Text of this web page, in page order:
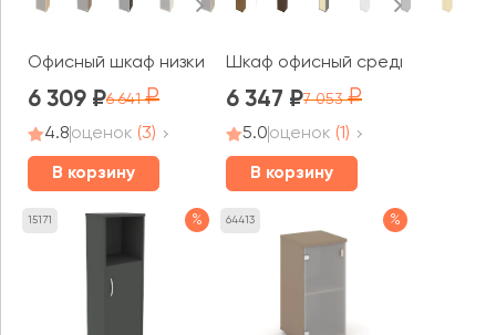
Офисный шкаф низкий узкий правый (1 низкий фасад
6 309 6 641
4.8оценок (3)
В корзину
Шкаф офисный средний узкий
6 347 7 053
5.0оценок (1)
В корзину
15171 % 64413 %